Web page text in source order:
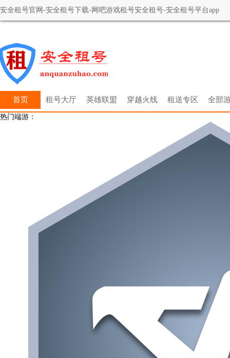
安全租号官网-安全租号下载-网吧游戏租号安全租号-安全租号平台app
首页 租号大厅 英雄联盟 穿越火线 租送专区 全部
热门端游：